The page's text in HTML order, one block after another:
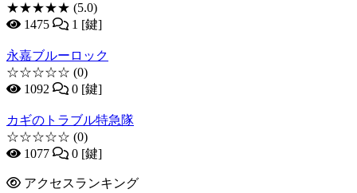
★★★★★ (5.0)
1475
1 [鍵]
永嘉ブルーロック
☆☆☆☆☆ (0)
1092
0 [鍵]
カギのトラブル特急隊
☆☆☆☆☆ (0)
1077
0 [鍵]
アクセスランキング